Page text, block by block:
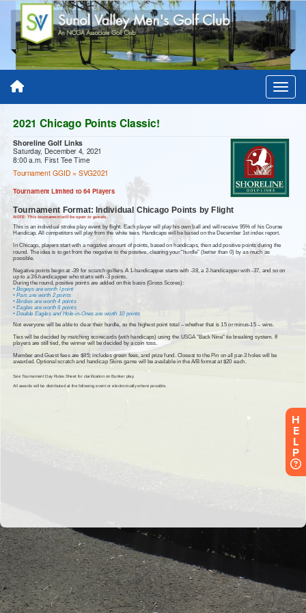
H
E
L
P